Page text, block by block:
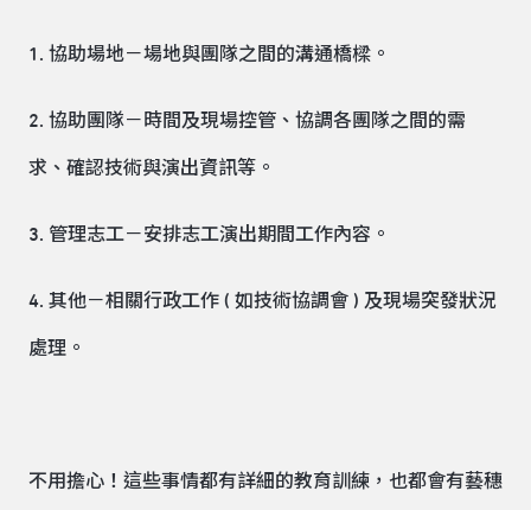
1. 協助場地－場地與團隊之間的溝通橋樑。
2. 協助團隊－時間及現場控管、協調各團隊之間的需
求、確認技術與演出資訊等。
3. 管理志工－安排志工演出期間工作內容。
4. 其他－相關行政工作 ( 如技術協調會 ) 及現場突發狀況
處理。
不用擔心！這些事情都有詳細的教育訓練，也都會有藝穗